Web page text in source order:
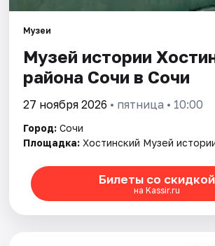
Музеи
Музей истории
района Сочи в Сочи
27 ноября 2026 • пятница • 10:00
Город: Сочи
Площадка: Хостинский Музей
Билеты со скидкой
на Kassir.ru